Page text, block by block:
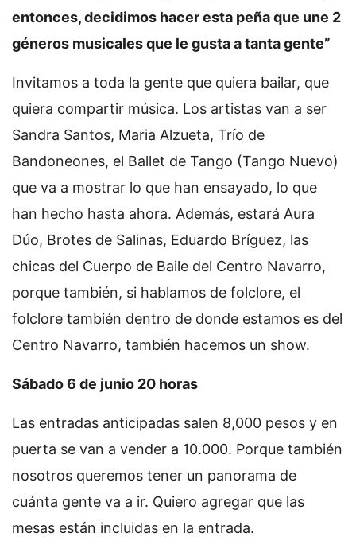
entonces, decidimos hacer esta peña que une 2
géneros musicales que le gusta a tanta gente”
Invitamos a toda la gente que quiera bailar, que
quiera compartir música. Los artistas van a ser
Sandra Santos, Maria Alzueta, Trío de
Bandoneones, el Ballet de Tango (Tango Nuevo)
que va a mostrar lo que han ensayado, lo que
han hecho hasta ahora. Además, estará Aura
Dúo, Brotes de Salinas, Eduardo Bríguez, las
chicas del Cuerpo de Baile del Centro Navarro,
porque también, si hablamos de folclore, el
folclore también dentro de donde estamos es del
Centro Navarro, también hacemos un show.
Sábado 6 de junio 20 horas
Las entradas anticipadas salen 8,000 pesos y en
puerta se van a vender a 10.000. Porque también
nosotros queremos tener un panorama de
cuánta gente va a ir. Quiero agregar que las
mesas están incluidas en la entrada.